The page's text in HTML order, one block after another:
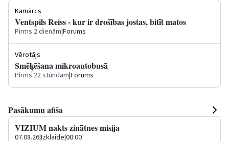
Kamārcs
Ventspils Reiss - kur ir drošības jostas, bitīt matos
Pirms 2 dienām|Forums
Vērotājs
Smēķēšana mikroautobusā
Pirms 22 stundām|Forums
Pasākumu afiša
VIZIUM nakts zinātnes misija
07.08.26|Izklaide|00:00